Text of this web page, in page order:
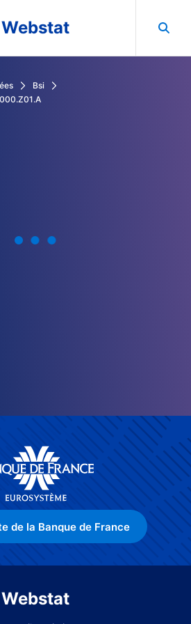
Webstat
Bsi
de la Banque de France
Webstat